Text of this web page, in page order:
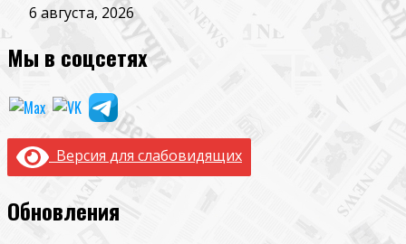
6 августа, 2026
Мы в соцсетях
Версия для слабовидящих
Обновления